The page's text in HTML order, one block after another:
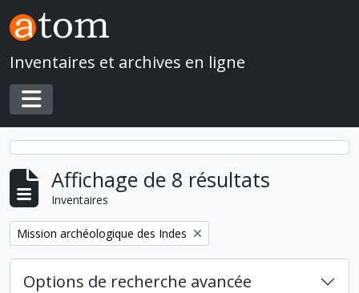
Skip to main content
Inventaires et archives en ligne
Toggle navigation
Affichage de 8 résultats
Inventaires
Remove filter:
Mission archéologique des Indes
Options de recherche avancée